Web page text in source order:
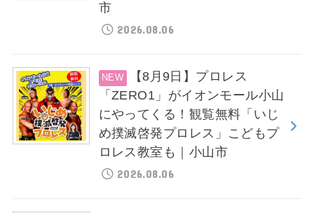
市
2026.08.06
【8月9日】プロレス
「ZERO1」がイオンモール小山
にやってくる！観覧無料「いじ
め撲滅啓発プロレス」こどもプ
ロレス教室も｜小山市
2026.08.06